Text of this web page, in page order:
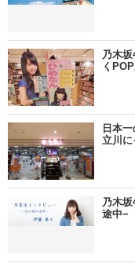
乃木
く
日本
立川に
乃木
途中−